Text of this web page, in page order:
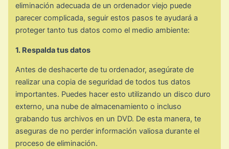
eliminación adecuada de un ordenador viejo puede
parecer complicada, seguir estos pasos te ayudará a
proteger tanto tus datos como el medio ambiente:
1. Respalda tus datos
Antes de deshacerte de tu ordenador, asegúrate de
realizar una copia de seguridad de todos tus datos
importantes. Puedes hacer esto utilizando un disco duro
externo, una nube de almacenamiento o incluso
grabando tus archivos en un DVD. De esta manera, te
aseguras de no perder información valiosa durante el
proceso de eliminación.